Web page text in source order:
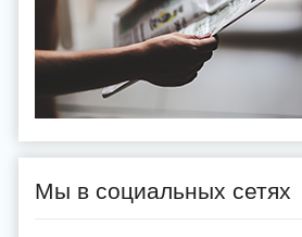
Мы в социальных сетях